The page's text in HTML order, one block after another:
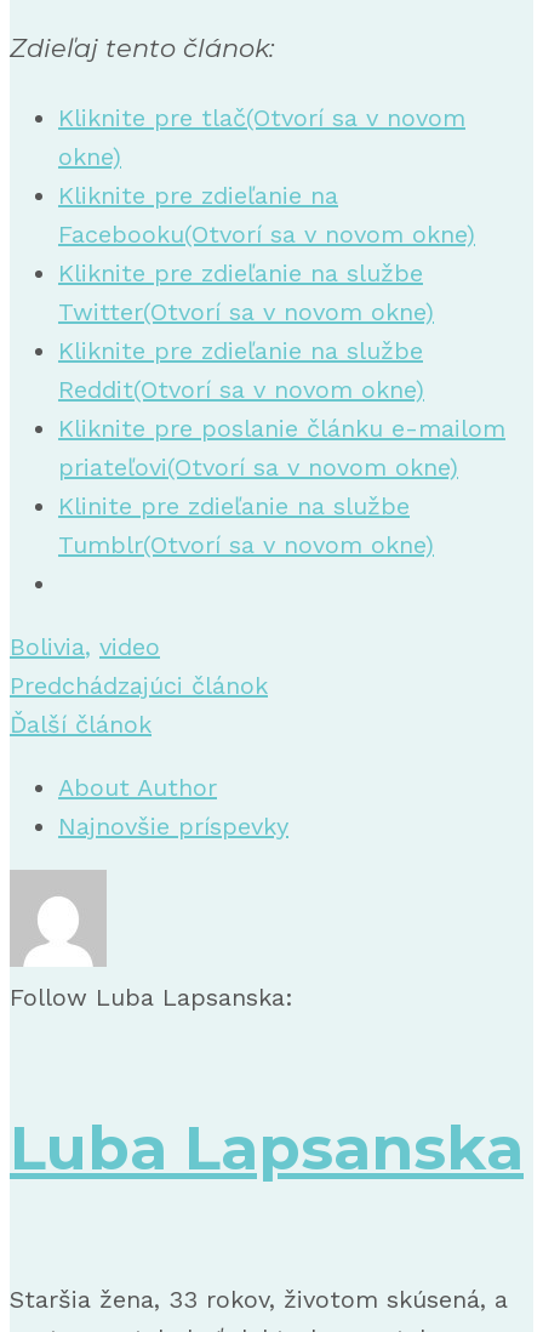
Zdieľaj tento článok:
Kliknite pre tlač(Otvorí sa v novom
okne)
Kliknite pre zdieľanie na
Facebooku(Otvorí sa v novom okne)
Kliknite pre zdieľanie na službe
Twitter(Otvorí sa v novom okne)
Kliknite pre zdieľanie na službe
Reddit(Otvorí sa v novom okne)
Kliknite pre poslanie článku e-mailom
priateľovi(Otvorí sa v novom okne)
Klinite pre zdieľanie na službe
Tumblr(Otvorí sa v novom okne)
Bolivia, video
Predchádzajúci článok
Ďalší článok
About Author
Najnovšie príspevky
Follow Luba Lapsanska:
Luba Lapsanska
Staršia žena, 33 rokov, životom skúsená, a